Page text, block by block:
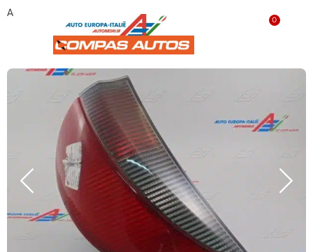
0
Achterlicht links ‘GEBRUIKT’ 46544544